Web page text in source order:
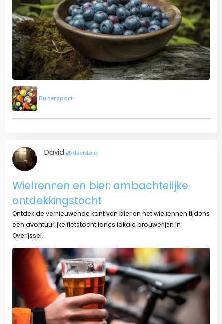
Buitensport
David @davidbier
Wielrennen en bier: ambachtelijke
ontdekkingstocht
Ontdek de vernieuwende kant van bier en het wielrennen tijdens
een avontuurlijke fietstocht langs lokale brouwerijen in
Overijssel.